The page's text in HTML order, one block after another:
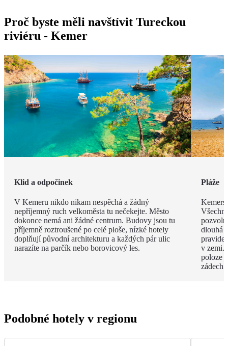
Proč byste měli navštívit Tureckou
riviéru - Kemer
Klid a odpočinek
V Kemeru nikdo nikam nespěchá a žádný
nepříjemný ruch velkoměsta tu nečekejte. Město
dokonce nemá ani žádné centrum. Budovy jsou tu
příjemně roztroušené po celé ploše, nízké hotely
doplňují původní architekturu a každých pár ulic
narazíte na parčík nebo borovicový les.
Pláže
dlouhá
v zemi.
poloze
zádech.
Podobné hotely v regionu